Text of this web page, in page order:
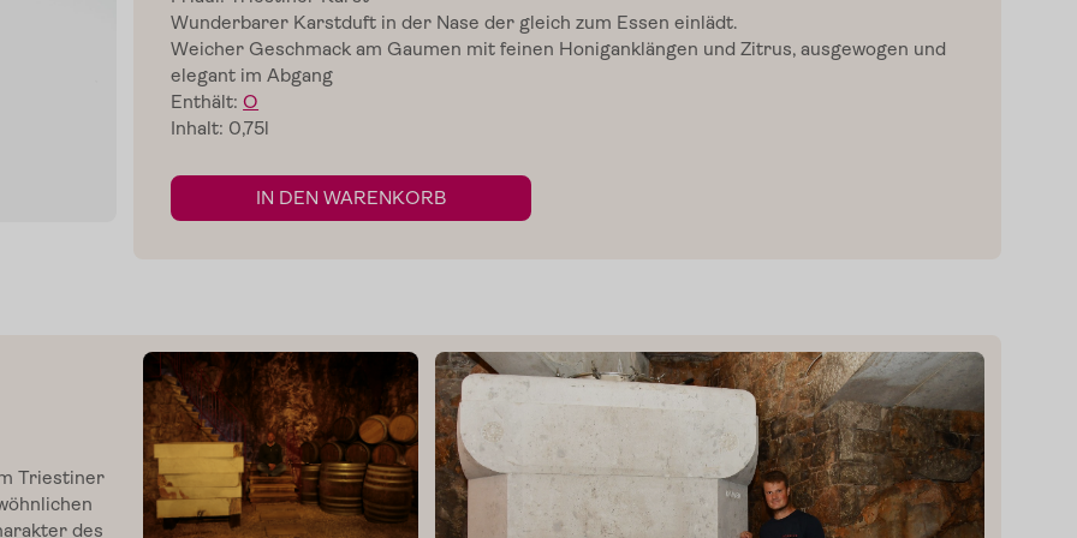
Wunderbarer Karstduft in der Nase der gleich zum Essen einlädt.
Weicher Geschmack am Gaumen mit feinen Honiganklängen und Zitrus, ausgewogen und
elegant im Abgang
Enthält:O
Inhalt: 0,75l
IN DEN WARENKORB
Triestiner
des